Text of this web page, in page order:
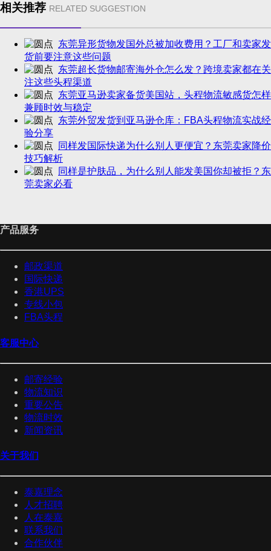
相关推荐 RELATED SUGGESTION
东莞异形货物发国外总被加收费用？工厂和卖家发
货前要注意这些问题
东莞超长货物邮寄海外仓怎么发？跨境卖家都在关
注这些头程渠道
东莞亚马逊卖家备货美国站，头程物流敏感货怎样
兼顾时效与稳定
东莞外贸发货到亚马逊仓库：FBA头程物流实战经
验分享
同样发国际快递为什么别人更便宜？东莞卖家降价
技巧解析
同样是护肤品，为什么别人能发美国你却被拒？东
莞卖家必看
产品服务
邮政渠道
国际快递
香港UPS
专线小包
FBA头程
客服中心
邮寄经验
物流知识
重要公告
物流时效
新闻资讯
关于我们
泰嘉理念
人才招聘
人在泰嘉
联系我们
合作伙伴